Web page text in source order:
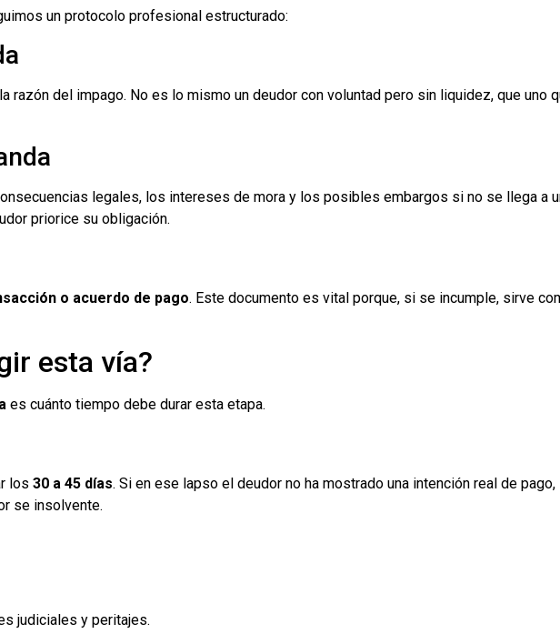
un protocolo profesional estructurado:
razón del impago. No es lo mismo un deudor con voluntad pero sin liquidez, que uno
legales, los intereses de mora y los posibles embargos si no se llega a
priorice su obligación.
o acuerdo de pago. Este documento es vital porque, si se incumple, sirve
esta vía?
es cuánto tiempo debe durar esta etapa.
los 30 a 45 días. Si en ese lapso el deudor no ha mostrado una intención real de pago,
se insolvente.
judiciales y peritajes.